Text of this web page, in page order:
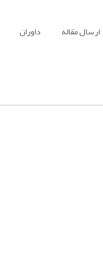
ارسال مقاله داوران